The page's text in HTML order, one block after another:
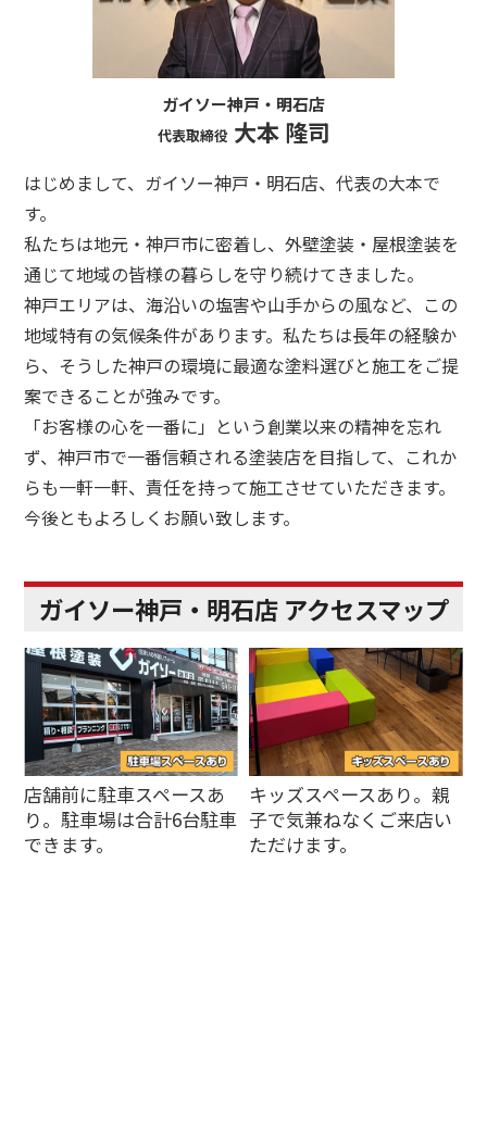
ガイソー神戸・明石店
代表取締役大本 隆司
はじめまして、ガイソー神戸・明石店、代表の大本で
す。
私たちは地元・神戸市に密着し、外壁塗装・屋根塗装を
通じて地域の皆様の暮らしを守り続けてきました。
神戸エリアは、海沿いの塩害や山手からの風など、この
地域特有の気候条件があります。私たちは長年の経験か
ら、そうした神戸の環境に最適な塗料選びと施工をご提
案できることが強みです。
「お客様の心を一番に」という創業以来の精神を忘れ
ず、神戸市で一番信頼される塗装店を目指して、これか
らも一軒一軒、責任を持って施工させていただきます。
今後ともよろしくお願い致します。
ガイソー神戸・明石店 アクセスマップ
店舗前に駐車スペースあ
り。駐車場は合計6台駐車
できます。
キッズスペースあり。親
子で気兼ねなくご来店い
ただけます。